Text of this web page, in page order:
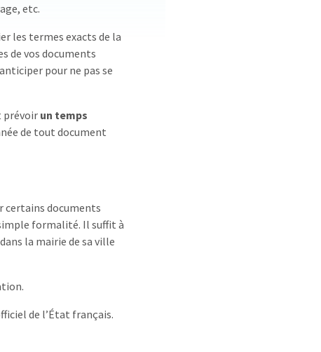
etc.
les termes exacts de la
de vos documents
pour ne pas se
prévoir un temps
de tout document
certains documents
simple formalité. Il suffit à
la mairie de sa ville
de l’État français.